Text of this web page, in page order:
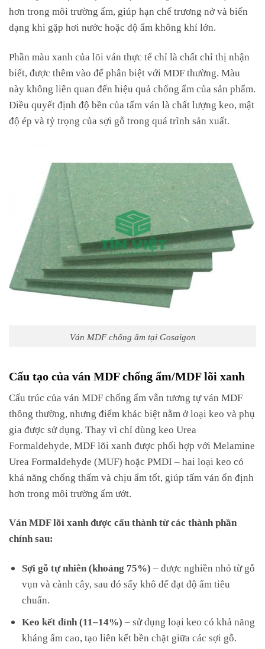
hơn trong môi trường ẩm, giúp hạn chế trương nở và biến
dạng khi gặp hơi nước hoặc độ ẩm không khí lớn.
Phần màu xanh của lõi ván thực tế chỉ là chất chỉ thị nhận
biết, được thêm vào để phân biệt với MDF thường. Màu
này không liên quan đến hiệu quả chống ẩm của sản phẩm.
Điều quyết định độ bền của tấm ván là chất lượng keo, mật
độ ép và tỷ trọng của sợi gỗ trong quá trình sản xuất.
Ván MDF chống ẩm tại Gosaigon
Cấu tạo của ván MDF chống ẩm/MDF lõi xanh
Cấu trúc của ván MDF chống ẩm vẫn tương tự ván MDF
thông thường, nhưng điểm khác biệt nằm ở loại keo và phụ
gia được sử dụng. Thay vì chỉ dùng keo Urea
Formaldehyde, MDF lõi xanh được phối hợp với Melamine
Urea Formaldehyde (MUF) hoặc PMDI – hai loại keo có
khả năng chống thấm và chịu ẩm tốt, giúp tấm ván ổn định
hơn trong môi trường ẩm ướt.
Ván MDF lõi xanh được cấu thành từ các thành phần
chính sau:
Sợi gỗ tự nhiên (khoảng 75%) – được nghiền nhỏ từ gỗ
vụn và cành cây, sau đó sấy khô để đạt độ ẩm tiêu
chuẩn.
Keo kết dính (11–14%) – sử dụng loại keo có khả năng
kháng ẩm cao, tạo liên kết bền chặt giữa các sợi gỗ.